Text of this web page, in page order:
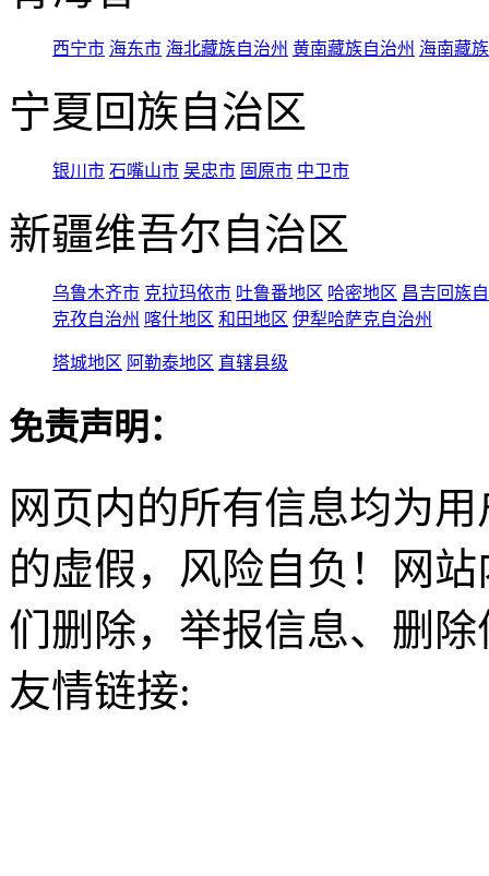
西宁市 海东市 海北藏族自治州 黄南藏族自治州 海南藏
宁夏回族自治区
银川市 石嘴山市 吴忠市 固原市 中卫市
新疆维吾尔自治区
乌鲁木齐市 克拉玛依市 吐鲁番地区 哈密地区 昌吉回族
克孜自治州 喀什地区 和田地区 伊犁哈萨克自治州
塔城地区 阿勒泰地区 直辖县级
免责声明：
网页内的所有信息均为
的虚假，风险自负！网
们删除，举报信息、删
友情链接: